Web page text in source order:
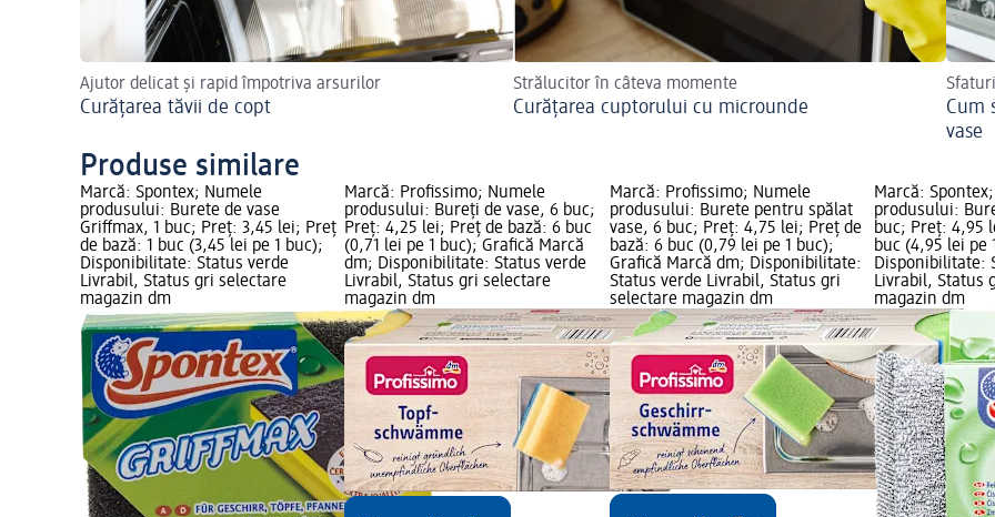
Ajutor delicat și rapid împotriva arsurilor
Curățarea tăvii de copt
Strălucitor în câteva momente
Curățarea cuptorului cu microunde
Cum
vase
Produse similare
Marcă: Spontex; Numele
produsului: Burete de vase
Griffmax, 1 buc; Preț: 3,45 lei; Preț
de bază: 1 buc (3,45 lei pe 1 buc);
Disponibilitate: Status verde
Livrabil, Status gri selectare
magazin dm
Marcă: Profissimo; Numele
produsului: Bureți de vase, 6 buc;
Preț: 4,25 lei; Preț de bază: 6 buc
(0,71 lei pe 1 buc); Grafică Marcă
dm; Disponibilitate: Status verde
Livrabil, Status gri selectare
magazin dm
Marcă: Profissimo; Numele
produsului: Burete pentru spălat
vase, 6 buc; Preț: 4,75 lei; Preț de
bază: 6 buc (0,79 lei pe 1 buc);
Grafică Marcă dm; Disponibilitate:
Status verde Livrabil, Status gri
selectare magazin dm
Marcă:
produsului:
buc; Preț: 4,95
buc (4,95 lei pe
Disponibilitate:
Livrabil, Status
magazin dm